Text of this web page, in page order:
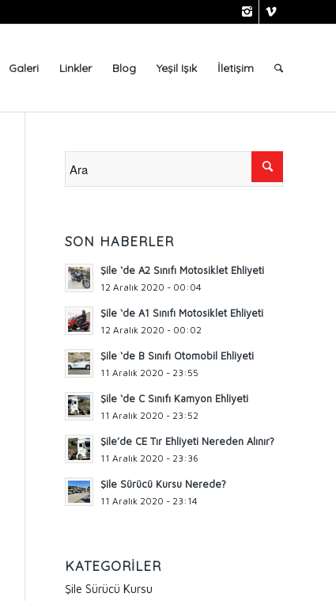
Galeri Linkler Blog Yeşil Işık İletişim
SON HABERLER
Şile ‘de A2 Sınıfı Motosiklet Ehliyeti
12 Aralık 2020 - 00:04
Şile ‘de A1 Sınıfı Motosiklet Ehliyeti
12 Aralık 2020 - 00:02
Şile ‘de B Sınıfı Otomobil Ehliyeti
11 Aralık 2020 - 23:55
Şile ‘de C Sınıfı Kamyon Ehliyeti
11 Aralık 2020 - 23:52
Şile’de CE Tır Ehliyeti Nereden Alınır?
11 Aralık 2020 - 23:36
Şile Sürücü Kursu Nerede?
11 Aralık 2020 - 23:14
KATEGORILER
Şile Sürücü Kursu